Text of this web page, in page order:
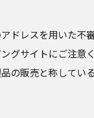
ドレスを用いた不
グサイトにご注意
の販売と称してい